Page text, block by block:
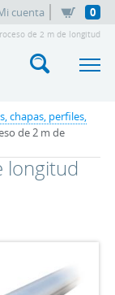
cuenta 0
de 2 m de longitud
chapas, perfiles,
de 2 m de
longitud